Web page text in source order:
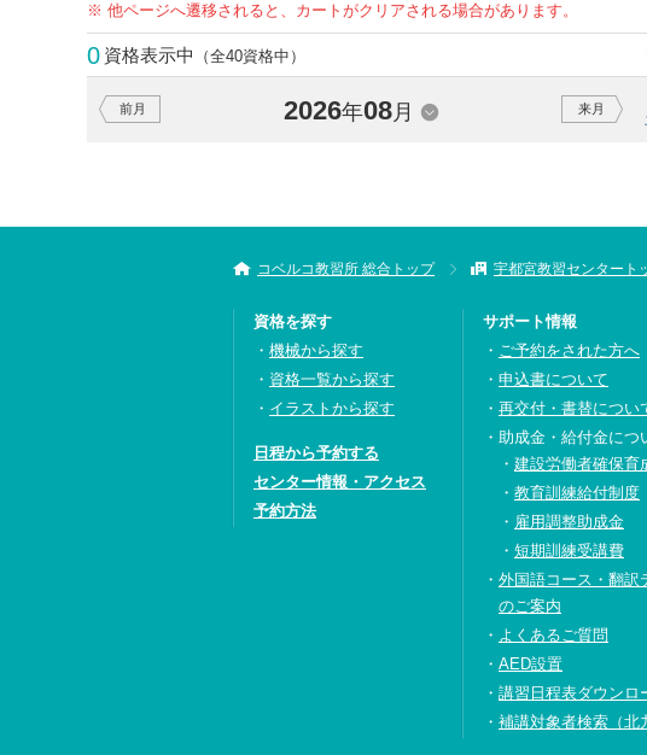
※ 他ページへ遷移されると、カートがクリアされる場合があります。
0 資格表示中 （全40資格中）
前月 2026年08月 来月
コベルコ教習所 総合トップ 宇都宮教習センタート
資格を探す
機械から探す
資格一覧から探す
イラストから探す
日程から予約する
センター情報・アクセス
予約方法
サポート情報
ご予約をされた方へ
申込書について
再交付・書替につい
助成金・給付金につ
建設労働者確保育
教育訓練給付制度
雇用調整助成金
短期訓練受講費
外国語コース・翻訳
のご案内
よくあるご質問
AED設置
講習日程表ダウンロ
補講対象者検索（北